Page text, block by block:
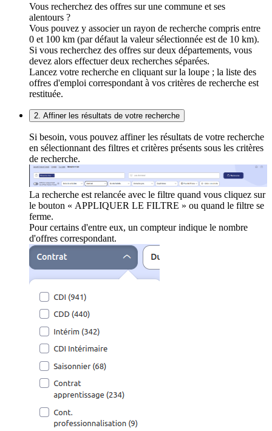
Vous recherchez des offres sur une commune et ses
alentours ?
Vous pouvez y associer un rayon de recherche compris entre
0 et 100 km (par défaut la valeur sélectionnée est de 10 km).
Si vous recherchez des offres sur deux départements, vous
devez alors effectuer deux recherches séparées.
Lancez votre recherche en cliquant sur la loupe ; la liste des
offres d'emploi correspondant à vos critères de recherche est
restituée.
2. Affiner les résultats de votre recherche
Si besoin, vous pouvez affiner les résultats de votre recherche
en sélectionnant des filtres et critères présents sous les critères
de recherche.
La recherche est relancée avec le filtre quand vous cliquez sur
le bouton « APPLIQUER LE FILTRE » ou quand le filtre se
ferme.
Pour certains d'entre eux, un compteur indique le nombre
d'offres correspondant.